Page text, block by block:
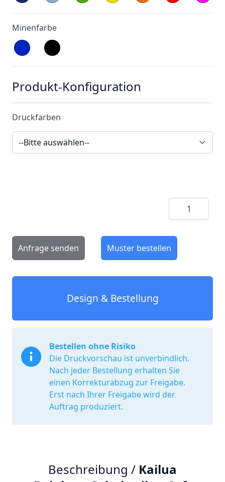
Minenfarbe
Produkt-Konfiguration
Druckfarben
Menge
Anfrage senden Muster bestellen
Design & Bestellung
Bestellen ohne Risiko
Die Druckvorschau ist unverbindlich.
Nach jeder Bestellung erhalten Sie
einen Korrekturabzug zur Freigabe.
Erst nach Ihrer Freigabe wird der
Auftrag produziert.
Beschreibung / Kailua